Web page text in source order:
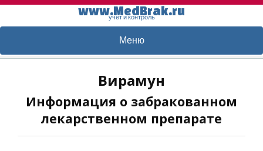
www.MedBrak.ru
учет и контроль
Меню
Вирамун
Информация о забракованном
лекарственном препарате